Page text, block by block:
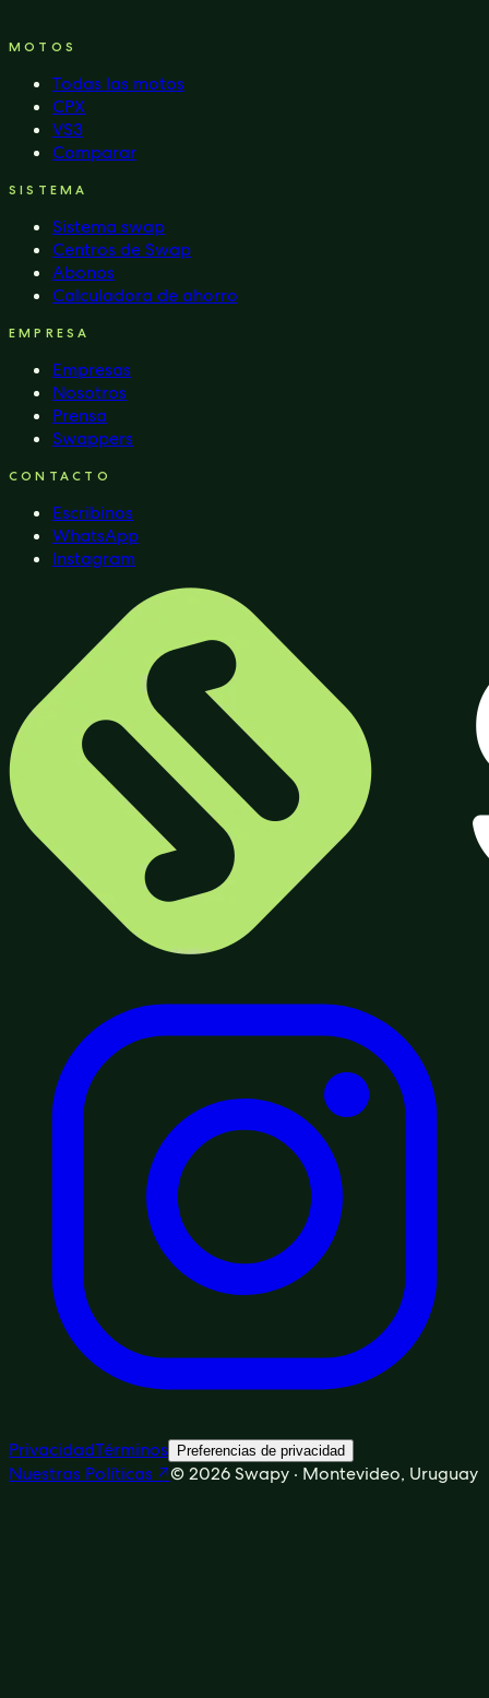
Hasta 70/140 km · 50 km/h · 5.4 kW
Conocé las motos
MOTOS
Todas las motos
CPX
VS3
Comparar
SISTEMA
Sistema swap
Centros de Swap
Abonos
Calculadora de ahorro
EMPRESA
Empresas
Nosotros
Prensa
Swappers
CONTACTO
Escribinos
WhatsApp
Instagram
PrivacidadTérminos Preferencias de privacidad
Nuestras Políticas ↗©2026Swapy · Montevideo, Uruguay